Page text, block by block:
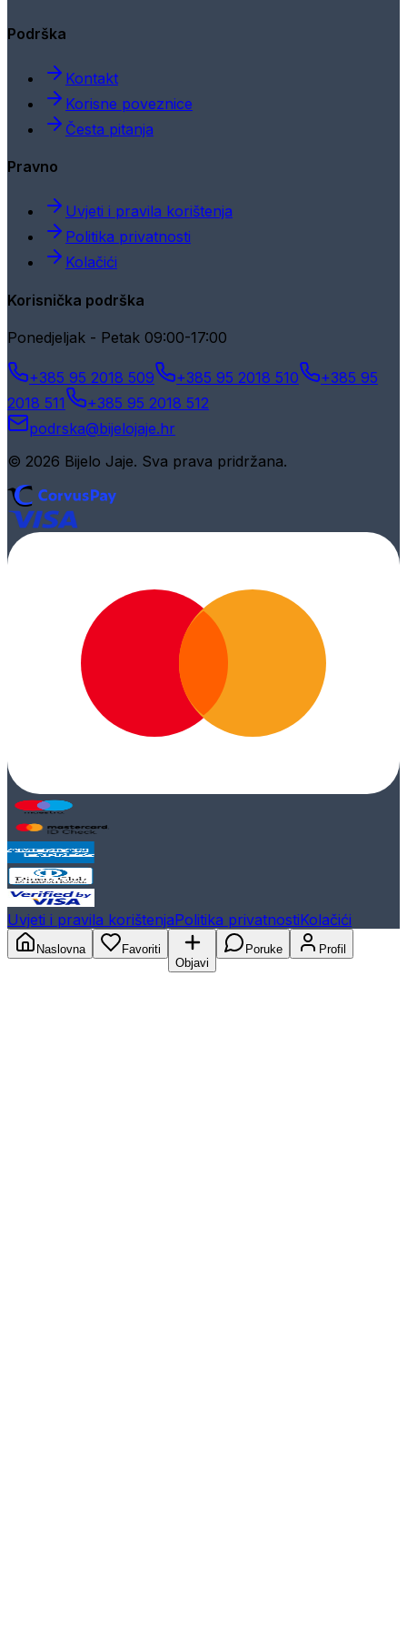
Podrška
Kontakt
Korisne poveznice
Česta pitanja
Pravno
Uvjeti i pravila korištenja
Politika privatnosti
Kolačići
Korisnička podrška
Ponedjeljak - Petak 09:00-17:00
+385 95 2018 509 +385 95 2018 510
+385 95
2018 511
+385 95 2018 512
podrska@bijelojaje.hr
© 2026 Bijelo Jaje. Sva prava pridržana.
Uvjeti i pravila korištenjaPolitika privatnostiKolačići
Naslovna
Favoriti
Objavi
Poruke Profil